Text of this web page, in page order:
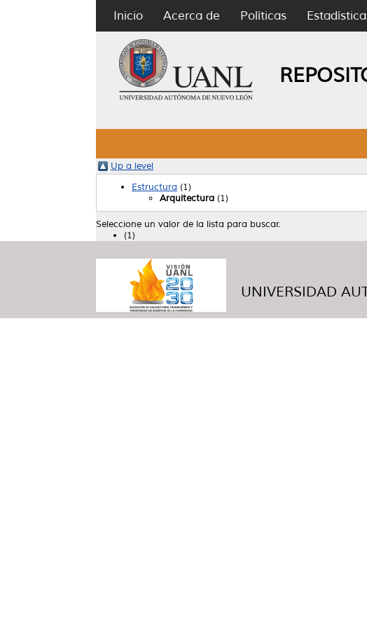
Inicio Acerca de Políticas
Up a level
Estructura (1)
Arquitectura (1)
Seleccione un valor de la lista para buscar.
(1)
UNIVERSIDAD